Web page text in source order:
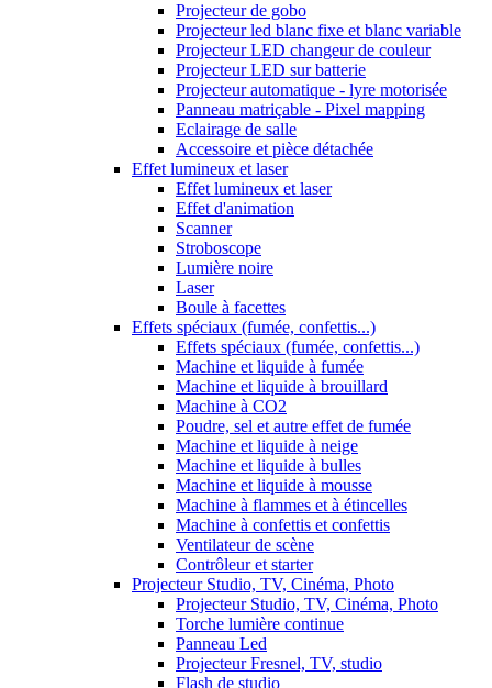
Projecteur de gobo
Projecteur led blanc fixe et blanc variable
Projecteur LED changeur de couleur
Projecteur LED sur batterie
Projecteur automatique - lyre motorisée
Panneau matriçable - Pixel mapping
Eclairage de salle
Accessoire et pièce détachée
Effet lumineux et laser
Effet lumineux et laser
Effet d'animation
Scanner
Stroboscope
Lumière noire
Laser
Boule à facettes
Effets spéciaux (fumée, confettis...)
Effets spéciaux (fumée, confettis...)
Machine et liquide à fumée
Machine et liquide à brouillard
Machine à CO2
Poudre, sel et autre effet de fumée
Machine et liquide à neige
Machine et liquide à bulles
Machine et liquide à mousse
Machine à flammes et à étincelles
Machine à confettis et confettis
Ventilateur de scène
Contrôleur et starter
Projecteur Studio, TV, Cinéma, Photo
Projecteur Studio, TV, Cinéma, Photo
Torche lumière continue
Panneau Led
Projecteur Fresnel, TV, studio
Flash de studio